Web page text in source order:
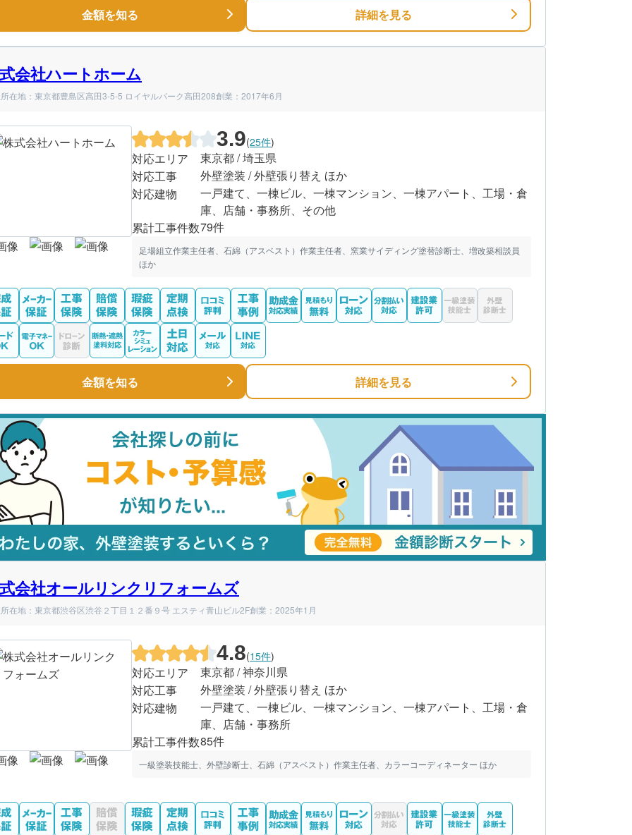
金額を知る 詳細を見る
会社ハートホーム
在地：東京都豊島区高田3-5-5 ロイヤルパーク高田208創業：2017年6月
3.9(25件)
対応エリア
東京都 / 埼玉県
対応工事
外壁塗装 / 外壁張り替え ほか
対応建物
一戸建て、一棟ビル、一棟マンション、一棟アパート、工場・倉
庫、店舗・事務所、その他
累計工事件数79件
足場組立作業主任者、石綿（アスベスト）作業主任者、窯業サイディング塗替診断士、増改築相談員
ほか
金額を知る 詳細を見る
会社オールリンクリフォームズ
在地：東京都渋谷区渋谷２丁目１２番９号 エスティ青山ビル2F創業：2025年1月
4.8(15件)
対応エリア
東京都 / 神奈川県
対応工事
外壁塗装 / 外壁張り替え ほか
対応建物
一戸建て、一棟ビル、一棟マンション、一棟アパート、工場・倉
庫、店舗・事務所
累計工事件数85件
一級塗装技能士、外壁診断士、石綿（アスベスト）作業主任者、カラーコーディネーター ほか